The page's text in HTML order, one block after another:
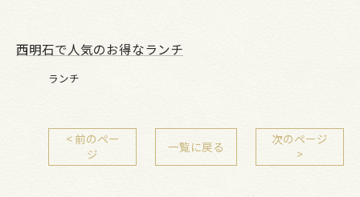
西明石で人気のお得なランチ
ランチ
< 前のペー
ジ
一覧に戻る
次のページ
>